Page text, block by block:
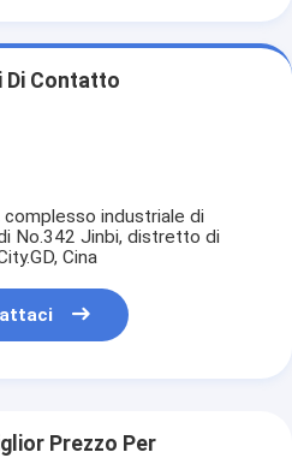
Di Contatto
industriale di
No.342 Jinbi, distretto di
Cina
Prezzo Per